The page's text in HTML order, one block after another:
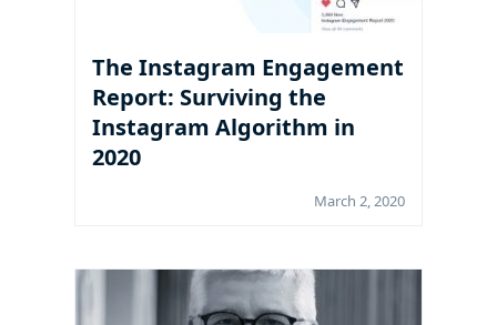
The Instagram Engagement
Report: Surviving the
Instagram Algorithm in
2020
March 2, 2020